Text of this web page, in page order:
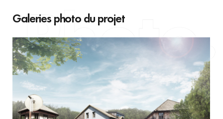
Galeries photo du projet